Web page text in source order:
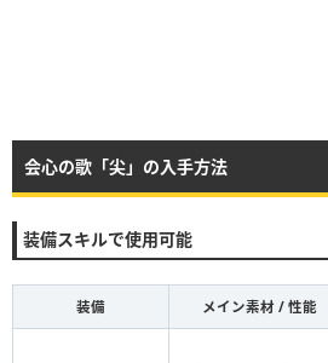
会心の歌「尖」の入手方法
装備スキルで使用可能
装備 メイン素材 / 性能